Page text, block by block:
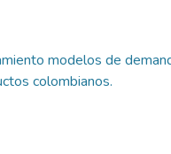
modelos de
colombianos.